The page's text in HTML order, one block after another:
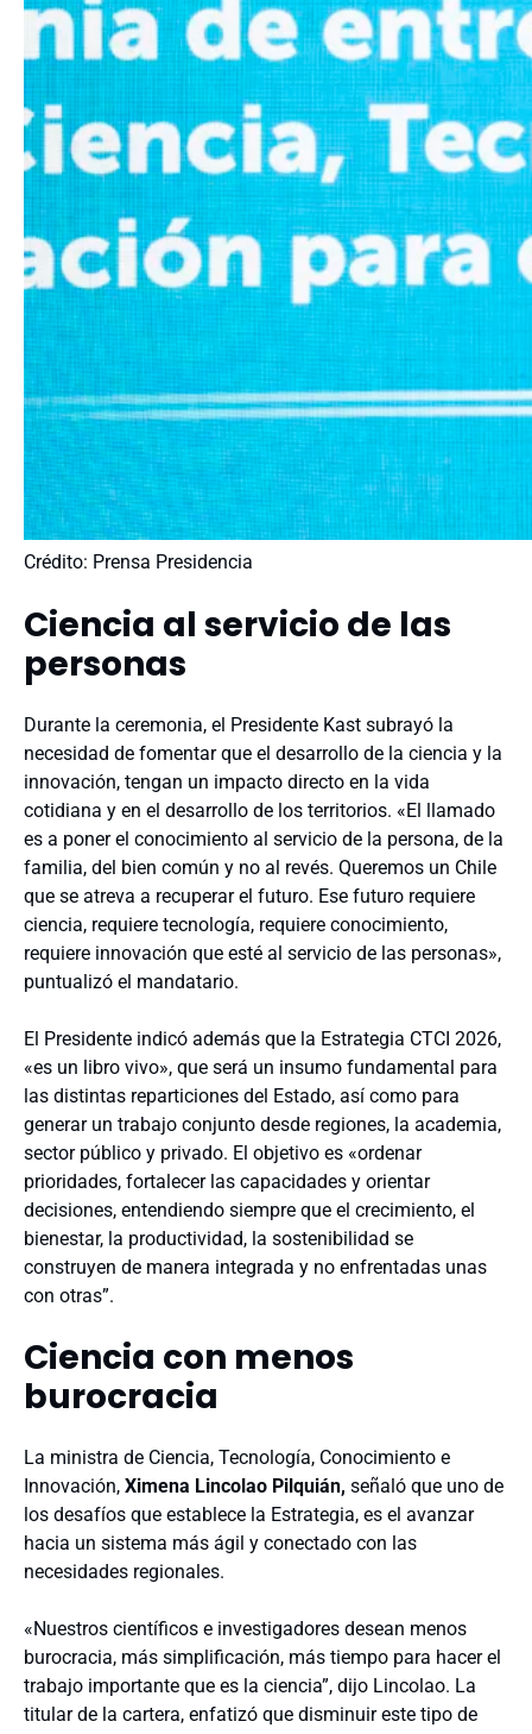
Crédito: Prensa Presidencia
Ciencia al servicio de las
personas
Durante la ceremonia, el Presidente Kast subrayó la
necesidad de fomentar que el desarrollo de la ciencia y la
innovación, tengan un impacto directo en la vida
cotidiana y en el desarrollo de los territorios. «El llamado
es a poner el conocimiento al servicio de la persona, de la
familia, del bien común y no al revés. Queremos un Chile
que se atreva a recuperar el futuro. Ese futuro requiere
ciencia, requiere tecnología, requiere conocimiento,
requiere innovación que esté al servicio de las personas»,
puntualizó el mandatario.
El Presidente indicó además que la Estrategia CTCI 2026,
«es un libro vivo», que será un insumo fundamental para
las distintas reparticiones del Estado, así como para
generar un trabajo conjunto desde regiones, la academia,
sector público y privado. El objetivo es «ordenar
prioridades, fortalecer las capacidades y orientar
decisiones, entendiendo siempre que el crecimiento, el
bienestar, la productividad, la sostenibilidad se
construyen de manera integrada y no enfrentadas unas
con otras”.
Ciencia con menos
burocracia
La ministra de Ciencia, Tecnología, Conocimiento e
Innovación, Ximena Lincolao Pilquián, señaló que uno de
los desafíos que establece la Estrategia, es el avanzar
hacia un sistema más ágil y conectado con las
necesidades regionales.
«Nuestros científicos e investigadores desean menos
burocracia, más simplificación, más tiempo para hacer el
trabajo importante que es la ciencia”, dijo Lincolao. La
titular de la cartera, enfatizó que disminuir este tipo de